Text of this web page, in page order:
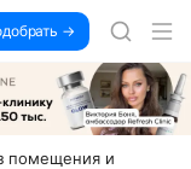
→
не режут,
и в первый же год
помещения и